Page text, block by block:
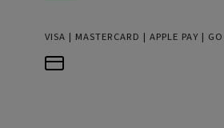
VISA | MASTERCARD | APPLE PAY |